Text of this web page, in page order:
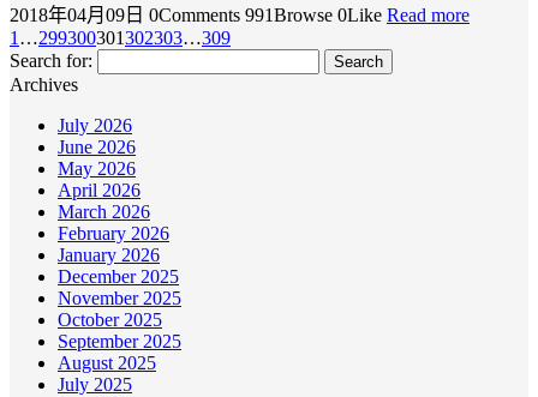
2018年04月09日 0Comments 991Browse 0Like Read more
1 …299300301302303…309
Search for:
Archives
July 2026
June 2026
May 2026
April 2026
March 2026
February 2026
January 2026
December 2025
November 2025
October 2025
September 2025
August 2025
July 2025